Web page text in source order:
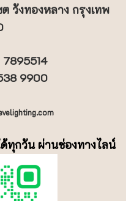
วังทองหลาง กรุงเทพ
ทุกวัน ผ่านช่องทางไลน์